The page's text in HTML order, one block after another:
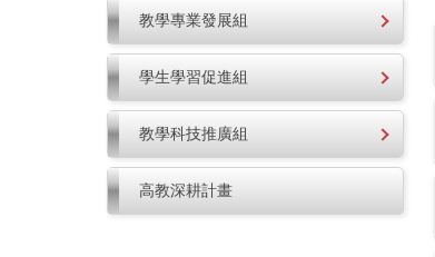
教學專業發展組
學生學習促進組
教學科技推廣組
高教深耕計畫